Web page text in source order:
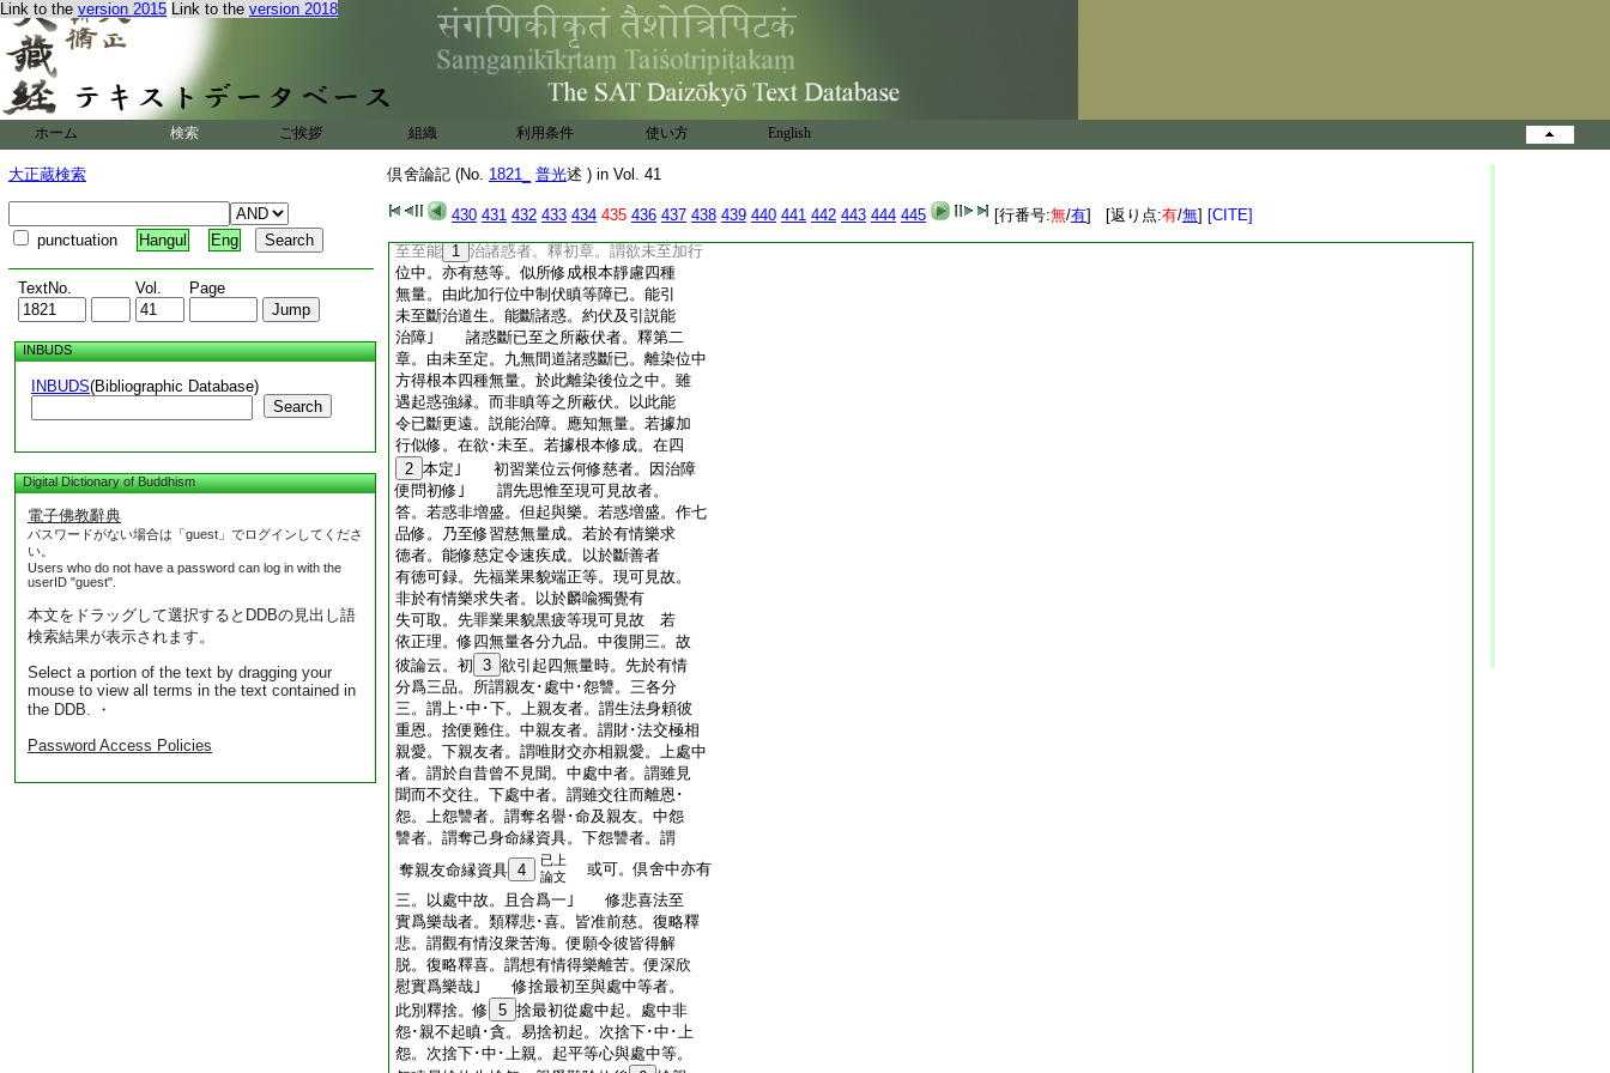
Link to the version 2015 Link to the version 2018
ホーム 検索 ご挨拶 組織 利用条件 使い方 English
大正蔵検索
punctuation Hangul Eng
TextNo. Vol. Page
INBUDS
INBUDS(Bibliographic Database)
Search
Digital Dictionary of Buddhism
電子佛教辭典
パスワードがない場合は「guest」でログインしてくださ
い。
Users who do not have a password can log in with the
userID "guest".
本文をドラッグして選択するとDDBの見出し語
検索結果が表示されます。
Select a portion of the text by dragging your
mouse to view all terms in the text contained in
the DDB. ・
Password Access Policies
倶舍論記 (No. 1821_ 普光述 ) in Vol. 41
430 431 432 433 434 435 436 437 438 439 440 441 442 443 444 445 [行番号:無/有] [返り点:有/無] [CITE]
此能治四障。而不能令諸惑得斷。有漏根
本靜慮攝故。雖復亦有近分攝者。且簡根
本。以得根本下惑必斷。有漏根本尚不斷
惑。中間不斷理在絶言。故不別簡。或影顯
彼中間不斷 勝解作意相應起故。眞實作
意方能斷惑 過縁一切有情境故。縁法作
意方能斷惑｣ 此加行位至能治四障者。
等。二或此能令已斷更遠。由此二義故前
説此能治四障 10
或通伏難。伏難意云若
非斷惑如何前説能治四障｣ 謂欲未
至至能 1 治諸惑者。釋初章。謂欲未至加行
位中。亦有慈等。似所修成根本靜慮四種
無量。由此加行位中制伏瞋等障已。能引
未至斷治道生。能斷諸惑。約伏及引説能
治障｣ 諸惑斷已至之所蔽伏者。釋第二
章。由未至定。九無間道諸惑斷已。離染位中
方得根本四種無量。於此離染後位之中。雖
遇起惑強縁。而非瞋等之所蔽伏。以此能
令已斷更遠。説能治障。應知無量。若據加
行似修。在欲･未至。若據根本修成。在四
2 本定｣ 初習業位云何修慈者。因治障
便問初修｣ 謂先思惟至現可見故者。
答。若惑非増盛。但起與樂。若惑増盛。作七
品修。乃至修習慈無量成。若於有情樂求
徳者。能修慈定令速疾成。以於斷善者
有徳可録。先福業果貌端正等。現可見故。
非於有情樂求失者。以於麟喩獨覺有
失可取。先罪業果貌黒疲等現可見故 若
依正理。修四無量各分九品。中復開三。故
彼論云。初 3 欲引起四無量時。先於有情
分爲三品。所謂親友･處中･怨讐。三各分
三。謂上･中･下。上親友者。謂生法身頼彼
重恩。捨便難住。中親友者。謂財･法交極相
親愛。下親友者。謂唯財交亦相親愛。上處中
者。謂於自昔曾不見聞。中處中者。謂雖見
聞而不交往。下處中者。謂雖交往而離恩･
怨。上怨讐者。謂奪名譽･命及親友。中怨
讐者。謂奪己身命縁資具。下怨讐者。謂
奪親友命縁資具 4
已上
論文
或可。倶舍中亦有
三。以處中故。且合爲一｣ 修悲喜法至
實爲樂哉者。類釋悲･喜。皆准前慈。復略釋
悲。謂觀有情沒衆苦海。便願令彼皆得解
脱。復略釋喜。謂想有情得樂離苦。便深欣
慰實爲樂哉｣ 修捨最初至與處中等者。
此別釋捨。修 5 捨最初從處中起。處中非
怨･親不起瞋･貪。易捨初起。次捨下･中･上
怨。次捨下･中･上親。起平等心與處中等。